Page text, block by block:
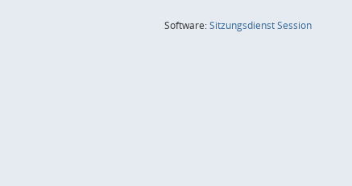
Software:SitzungsdienstSession(Wird in